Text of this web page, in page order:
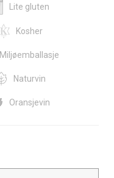
Lite gluten
Kosher
Miljøemballasje
Naturvin
Oransjevin